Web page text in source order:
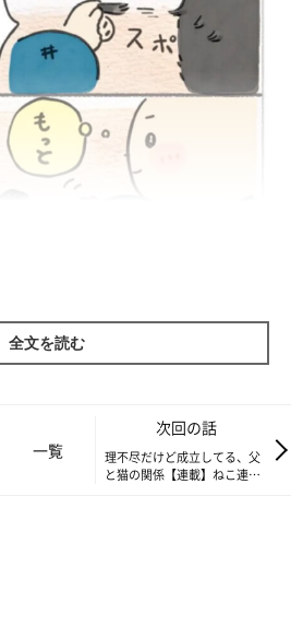
全文を読む
一覧
次回の話
理不尽だけど成立してる、父
と猫の関係【連載】ねこ連れ